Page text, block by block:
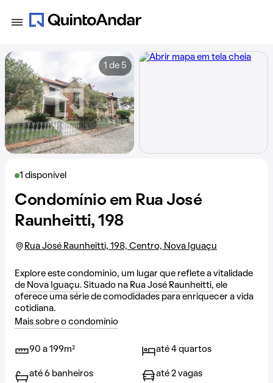
1 disponível
Condomínio em Rua José
Raunheitti, 198
Rua José Raunheitti, 198, Centro, Nova Iguaçu
Explore este condomínio, um lugar que reflete a vitalidade
de Nova Iguaçu. Situado na Rua José Raunheitti, ele
oferece uma série de comodidades para enriquecer a vida
cotidiana.
Mais sobre o condomínio
90 a 199m² até 4 quartos
até 6 banheiros até 2 vagas
1 de 5